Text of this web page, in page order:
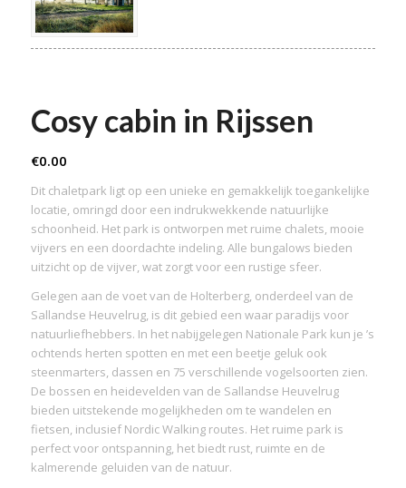
Cosy cabin in Rijssen
€0.00
Dit chaletpark ligt op een unieke en gemakkelijk toegankelijke
locatie, omringd door een indrukwekkende natuurlijke
schoonheid. Het park is ontworpen met ruime chalets, mooie
vijvers en een doordachte indeling. Alle bungalows bieden
uitzicht op de vijver, wat zorgt voor een rustige sfeer.
Gelegen aan de voet van de Holterberg, onderdeel van de
Sallandse Heuvelrug, is dit gebied een waar paradijs voor
natuurliefhebbers. In het nabijgelegen Nationale Park kun je ’s
ochtends herten spotten en met een beetje geluk ook
steenmarters, dassen en 75 verschillende vogelsoorten zien.
De bossen en heidevelden van de Sallandse Heuvelrug
bieden uitstekende mogelijkheden om te wandelen en
fietsen, inclusief Nordic Walking routes. Het ruime park is
perfect voor ontspanning, het biedt rust, ruimte en de
kalmerende geluiden van de natuur.